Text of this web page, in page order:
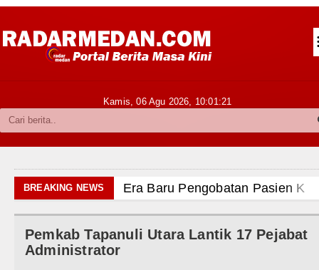
Kabupaten Karo
Politik
Kamis, 06 Agu 2026, 10:01:22
BREAKING NEWS
Era Baru Pengobatan Pasien Kanker Paru di
Rico Waas Nonaktifkan Lurah AUR, Tegaskan
Sebut LSL Pengidap HIV/AIDS di Jawa Barat
Pemkab Tapanuli Utara Lantik 17 Pejabat
Administrator